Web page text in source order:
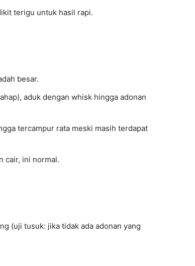
terigu untuk hasil rapi.
besar.
aduk dengan whisk hingga adonan
tercampur rata meski masih terdapat
cair, ini normal.
(uji tusuk: jika tidak ada adonan yang